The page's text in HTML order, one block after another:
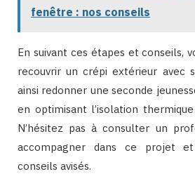
fenêtre : nos conseils
En suivant ces étapes et conseils,
recouvrir un crépi extérieur avec
ainsi redonner une seconde
en optimisant l’isolation
N’hésitez pas à consulter un
accompagner dans ce projet
conseils avisés.